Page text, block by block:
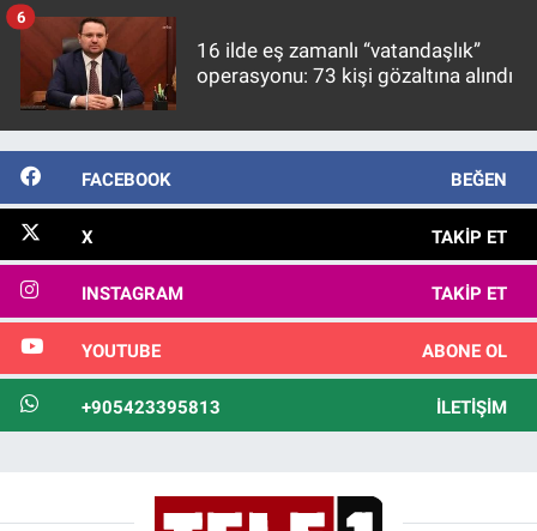
16 ilde eş zamanlı “vatandaşlık”
operasyonu: 73 kişi gözaltına alındı
6
FACEBOOK BEĞEN
X TAKIP ET
INSTAGRAM TAKIP ET
YOUTUBE ABONE OL
+905423395813 İLETIŞIM